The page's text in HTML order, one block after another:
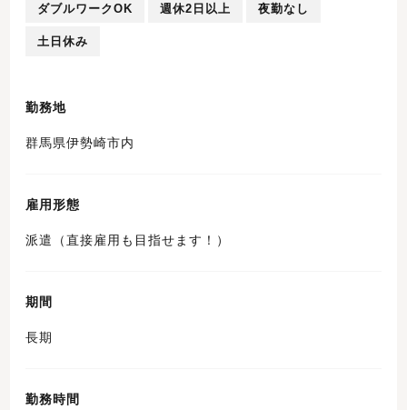
ダブルワークOK 週休2日以上 夜勤なし
土日休み
勤務地
群馬県伊勢崎市内
雇用形態
派遣（直接雇用も目指せます！）
期間
長期
勤務時間